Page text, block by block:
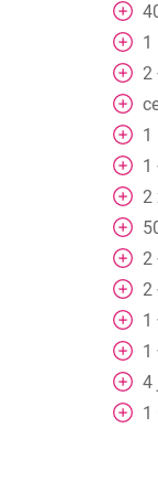
1
2
1
1
2
2
2
1
1
4
1